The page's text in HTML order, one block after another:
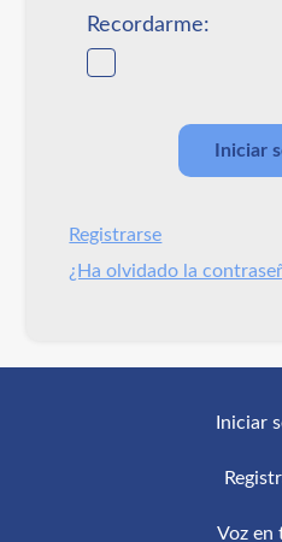
Recordarme:
Registrarse
¿Ha olvidado la
Iniciar
Voz en